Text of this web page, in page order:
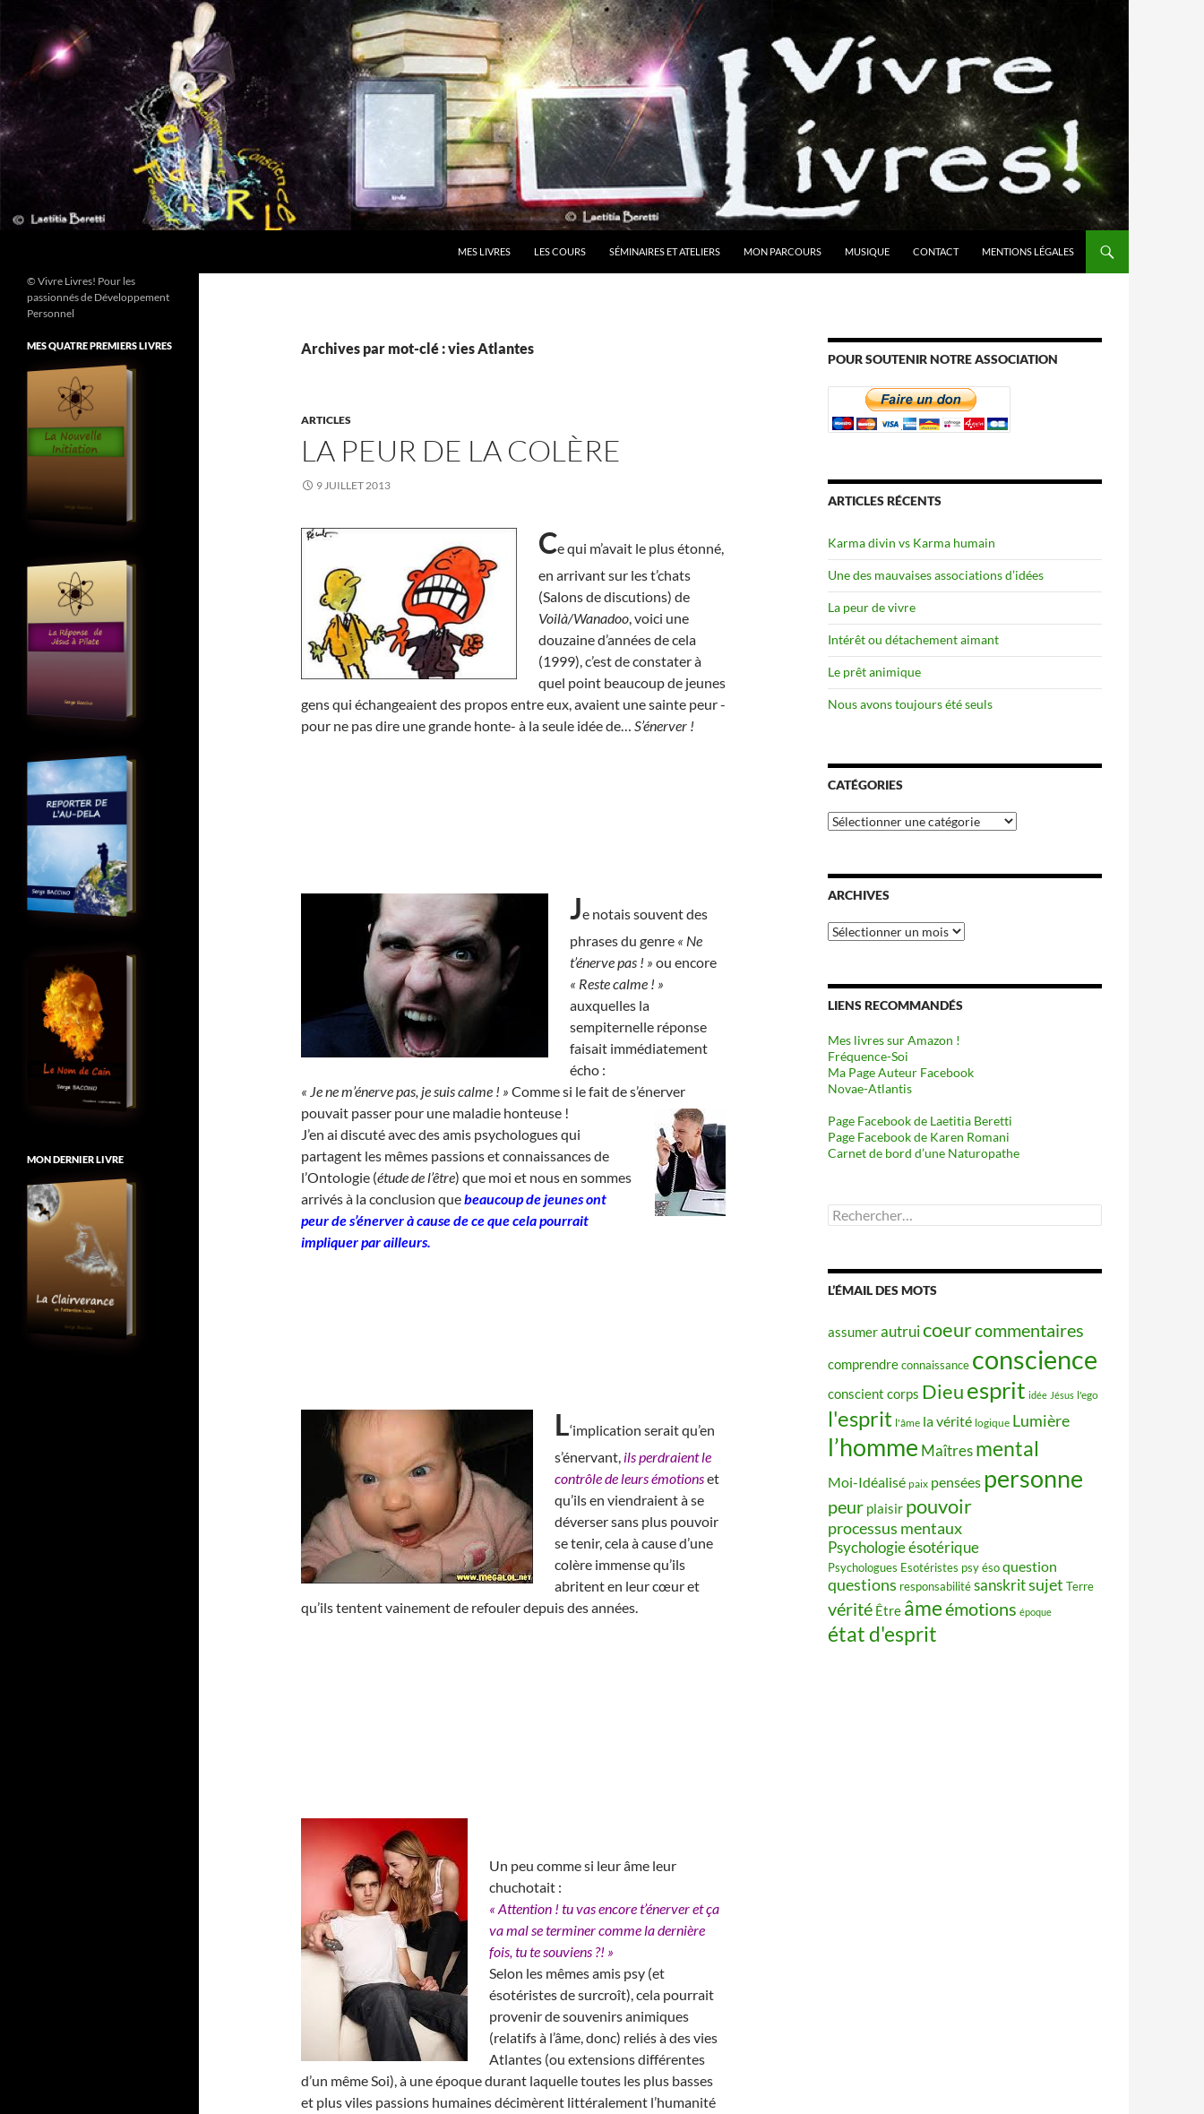
contenu
MES LIVRES LES COURS SÉMINAIRES ET ATELIERS MON PARCOURS MUSIQUE CONTACT MENTIONS LÉGALES
Archives par mot-clé : vies Atlantes
ARTICLES
LA PEUR DE LA COLÈRE
9 JUILLET 2013
Ce qui m’avait le plus étonné,
en arrivant sur les t’chats
(Salons de discutions) de
Voilà/Wanadoo, voici une
douzaine d’années de cela
(1999), c’est de constater à
quel point beaucoup de jeunes
gens qui échangeaient des propos entre eux, avaient une sainte peur -
pour ne pas dire une grande honte- à la seule idée de… S’énerver !
Je notais souvent des
phrases du genre « Ne
t’énerve pas ! » ou encore
« Reste calme ! »
auxquelles la
sempiternelle réponse
faisait immédiatement
écho :
« Je ne m’énerve pas, je suis calme ! » Comme si le fait de s’énerver
pouvait passer pour une maladie honteuse !
J’en ai discuté avec des amis psychologues qui
partagent les mêmes passions et connaissances de
l’Ontologie (étude de l’être) que moi et nous en sommes
arrivés à la conclusion quebeaucoup de jeunes ont
peur de s’énerver à cause de ce que cela pourrait
impliquer par ailleurs.
L‘implication serait qu’en
s’énervant, ils perdraient le
contrôle de leurs émotionset
qu’ils en viendraient à se
déverser sans plus pouvoir
se tenir, cela à cause d’une
colère immense qu’ils
abritent en leur cœur et
qu’ils tentent vainement de refouler depuis des années.
Un peu comme si leur âme leur
chuchotait :
« Attention ! tu vas encore t’énerver et ça
va mal se terminer comme la dernière
fois, tu te souviens ?! »
Selon les mêmes amis psy (et
ésotéristes de surcroît), cela pourrait
provenir de souvenirs animiques
(relatifs à l’âme, donc) reliés à des vies
Atlantes (ou extensions différentes
d’un même Soi), à une époque durant laquelle toutes les plus basses
et plus viles passions humaines décimèrent littéralement l’humanité
POUR SOUTENIR NOTRE ASSOCIATION
ARTICLES RÉCENTS
Karma divin vs Karma humain
Une des mauvaises associations d’idées
La peur de vivre
Intérêt ou détachement aimant
Le prêt animique
Nous avons toujours été seuls
CATÉGORIES
Catégories
ARCHIVES
Archives
LIENS RECOMMANDÉS
Mes livres sur Amazon !
Fréquence-Soi
Ma Page Auteur Facebook
Novae-Atlantis
Page Facebook de Laetitia Beretti
Page Facebook de Karen Romani
Carnet de bord d’une Naturopathe
Rechercher :
L’ÉMAIL DES MOTS
assumerautruicoeurcommentaires
comprendreconnaissance conscience
conscient corps Dieuesprit idée Jésus l'ego
l'esprit l'âme la vérité logique Lumière
l’homme Maîtres mental
Moi-Idéalisé paix pensées personne
peur plaisir pouvoir
processus mentaux
Psychologie ésotérique
Psychologues Esotéristes psy ésoquestion
questions responsabilitésanskritsujet Terre
vérité Être âmeémotions époque
état d'esprit
© Vivre Livres! Pour les
passionnés de Développement
Personnel
MES QUATRE PREMIERS LIVRES
MON DERNIER LIVRE